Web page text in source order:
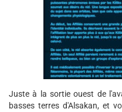
Juste à la sortie ouest de
basses terres d'Alsakan, et